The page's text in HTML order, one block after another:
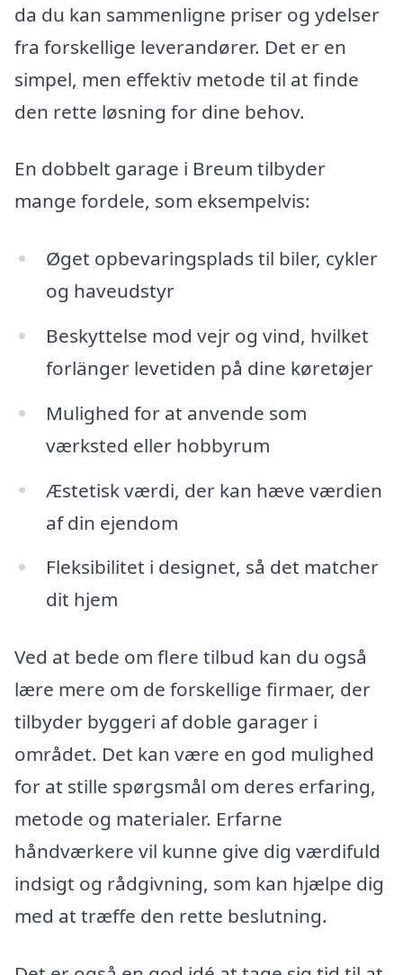
da du kan sammenligne priser og ydelser
fra forskellige leverandører. Det er en
simpel, men effektiv metode til at finde
den rette løsning for dine behov.
En dobbelt garage i Breum tilbyder
mange fordele, som eksempelvis:
Øget opbevaringsplads til biler, cykler
og haveudstyr
Beskyttelse mod vejr og vind, hvilket
forlänger levetiden på dine køretøjer
Mulighed for at anvende som
værksted eller hobbyrum
Æstetisk værdi, der kan hæve værdien
af din ejendom
Fleksibilitet i designet, så det matcher
dit hjem
Ved at bede om flere tilbud kan du også
lære mere om de forskellige firmaer, der
tilbyder byggeri af doble garager i
området. Det kan være en god mulighed
for at stille spørgsmål om deres erfaring,
metode og materialer. Erfarne
håndværkere vil kunne give dig værdifuld
indsigt og rådgivning, som kan hjælpe dig
med at træffe den rette beslutning.